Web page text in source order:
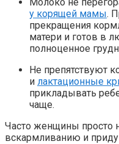
у корящей мамы.
прекращения
матери и готов в
полноценное
Не препятствуют
и лактационные
прикладывать
чаще.
Часто женщины просто
вскармливанию и